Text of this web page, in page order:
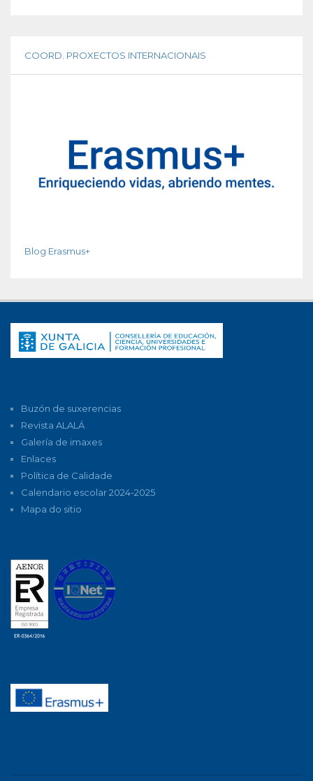
COORD. PROXECTOS INTERNACIONAIS
Blog Erasmus+
Buzón de suxerencias
Revista ALALÁ
Galería de imaxes
Enlaces
Política de Calidade
Calendario escolar 2024-2025
Mapa do sitio